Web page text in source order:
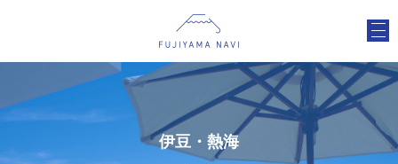
伊豆・熱海